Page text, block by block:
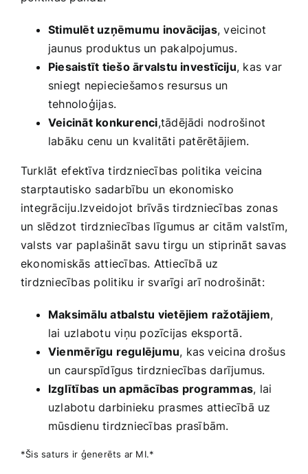
Stimulēt uzņēmumu ⁤inovācijas, veicinot
jaunus produktus un pakalpojumus.
Piesaistīt‍ tiešo ārvalstu investīciju, kas var
sniegt nepieciešamos resursus un
tehnoloģijas.
Veicināt konkurenci,tādējādi nodrošinot
labāku cenu un kvalitāti patērētājiem.
Turklāt⁤ efektīva tirdzniecības politika veicina
starptautisko sadarbību un ⁣ekonomisko
integrāciju.Izveidojot brīvās tirdzniecības zonas
un slēdzot‍ tirdzniecības līgumus ar citām‍ valstīm,
valsts var paplašināt savu tirgu un stiprināt savas
ekonomiskās attiecības. Attiecībā uz
tirdzniecības politiku ir svarīgi arī‍ nodrošināt:
Maksimālu atbalstu vietējiem ražotājiem,
lai uzlabotu viņu pozīcijas eksportā.
Vienmērīgu regulējumu, kas veicina drošus
un caurspīdīgus ​tirdzniecības ​darījumus.
Izglītības un apmācības programmas, lai
uzlabotu darbinieku prasmes attiecībā uz
mūsdienu tirdzniecības prasībām.
*Šis saturs ir ģenerēts ar MI.*